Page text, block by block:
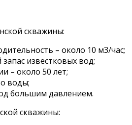
скважины:
– около 10 м3/час;
известковых вод;
– около 50 лет;
воды;
большим давлением.
скважины: